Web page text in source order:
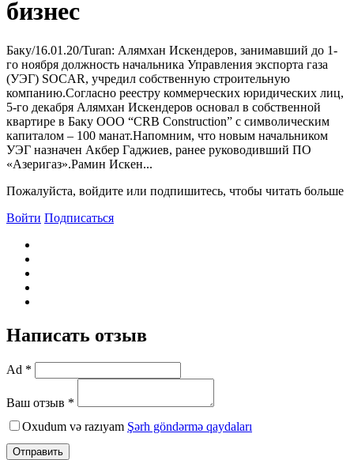
бизнес
Баку/16.01.20/Turan: Алямхан Искендеров, занимавший до 1-
го ноября должность начальника Управления экспорта газа
(УЭГ) SOCAR, учредил собственную строительную
компанию.Согласно реестру коммерческих юридических лиц,
5-го декабря Алямхан Искендеров основал в собственной
квартире в Баку ООО “CRB Construction” с символическим
капиталом – 100 манат.Напомним, что новым начальником
УЭГ назначен Акбер Гаджиев, ранее руководивший ПО
«Азеригаз».Рамин Искен...
Пожалуйста, войдите или подпишитесь, чтобы читать больше
Войти Подписаться
Написать отзыв
Ad *
Ваш отзыв *
Oxudum və razıyam Şərh göndərmə qaydaları
Отправить